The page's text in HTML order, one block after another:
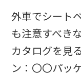
外車でシート
も注意すべき
カタログを見
ン：〇〇パッ